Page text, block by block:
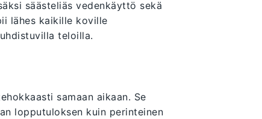
säästeliäs vedenkäyttö sekä
lähes kaikille koville
teloilla.
samaan aikaan. Se
lopputuloksen kuin perinteinen